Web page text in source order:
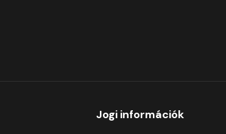
Jogi információk